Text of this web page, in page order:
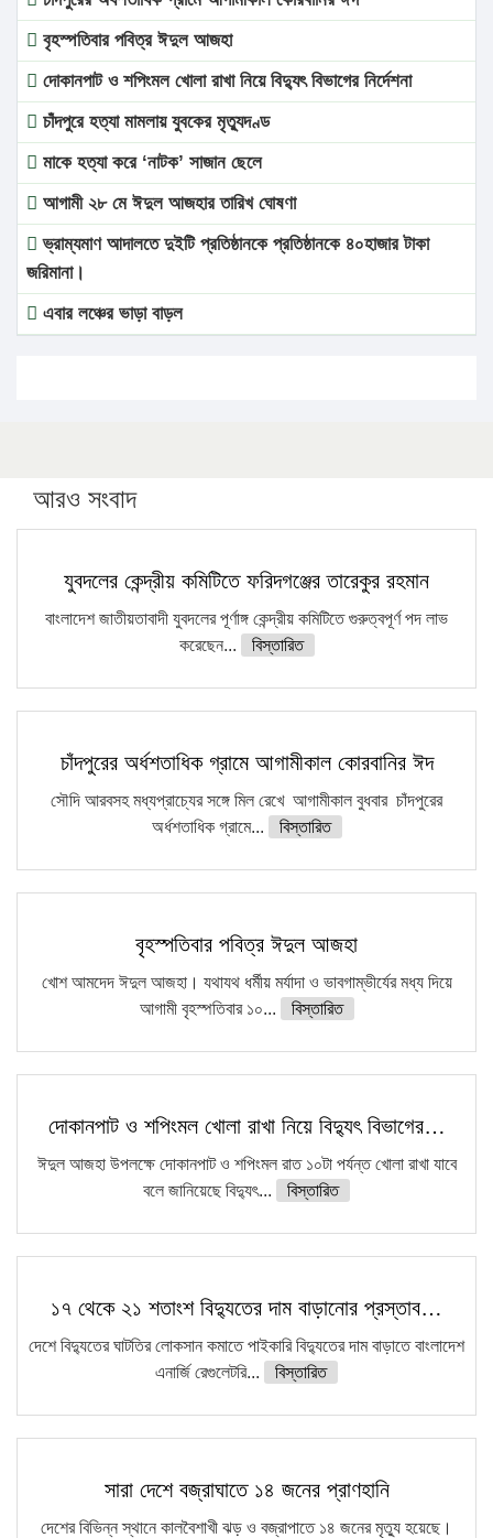
বৃহস্পতিবার পবিত্র ঈদুল আজহা
দোকানপাট ও শপিংমল খোলা রাখা নিয়ে বিদ্যুৎ বিভাগের নির্দেশনা
চাঁদপুরে হত্যা মামলায় যুবকের মৃত্যুদণ্ড
মাকে হত্যা করে ‘নাটক’ সাজান ছেলে
আগামী ২৮ মে ঈদুল আজহার তারিখ ঘোষণা
ভ্রাম্যমাণ আদালতে দুইটি প্রতিষ্ঠানকে প্রতিষ্ঠানকে ৪০হাজার টাকা
জরিমানা।
এবার লঞ্চের ভাড়া বাড়ল
সারা দেশে বজ্রাঘাতে ১৪ জনের প্রাণহানি
ফরিদগঞ্জে আগুনে পুড়লো ৬ ব্যবসা প্রতিষ্ঠান
আরও সংবাদ
যুবদলের কেন্দ্রীয় কমিটিতে ফরিদগঞ্জের তারেকুর রহমান
বাংলাদেশ জাতীয়তাবাদী যুবদলের পূর্ণাঙ্গ কেন্দ্রীয় কমিটিতে গুরুত্বপূর্ণ পদ লাভ
করেছেন...
বিস্তারিত
চাঁদপুরের অর্ধশতাধিক গ্রামে আগামীকাল কোরবানির ঈদ
সৌদি আরবসহ মধ্যপ্রাচ্যের সঙ্গে মিল রেখে আগামীকাল বুধবার চাঁদপুরের
অর্ধশতাধিক গ্রামে...
বিস্তারিত
বৃহস্পতিবার পবিত্র ঈদুল আজহা
খোশ আমদেদ ঈদুল আজহা। যথাযথ ধর্মীয় মর্যাদা ও ভাবগাম্ভীর্যের মধ্য দিয়ে
আগামী বৃহস্পতিবার ১০...
বিস্তারিত
দোকানপাট ও শপিংমল খোলা রাখা নিয়ে বিদ্যুৎ বিভাগের…
ঈদুল আজহা উপলক্ষে দোকানপাট ও শপিংমল রাত ১০টা পর্যন্ত খোলা রাখা যাবে
বলে জানিয়েছে বিদ্যুৎ...
বিস্তারিত
১৭ থেকে ২১ শতাংশ বিদ্যুতের দাম বাড়ানোর প্রস্তাব…
দেশে বিদ্যুতের ঘাটতির লোকসান কমাতে পাইকারি বিদ্যুতের দাম বাড়াতে বাংলাদেশ
এনার্জি রেগুলেটরি...
বিস্তারিত
সারা দেশে বজ্রাঘাতে ১৪ জনের প্রাণহানি
দেশের বিভিন্ন স্থানে কালবৈশাখী ঝড় ও বজ্রাপাতে ১৪ জনের মৃত্যু হয়েছে।